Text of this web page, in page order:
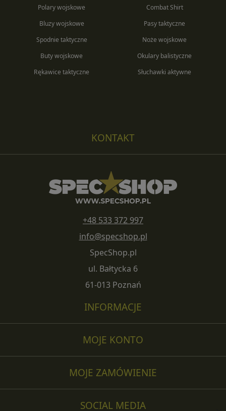
Polary wojskowe
Bluzy wojskowe
Combat Shirt
Pasy taktyczne
Spodnie taktyczne
Buty wojskowe
Rękawice taktyczne
Noże wojskowe
Okulary balistyczne
Słuchawki aktywne
MOJE ZAMÓWIENIE
MOJE KONTO
KONTAKT
+48 533 372 997
info@specshop.pl
SpecShop.pl
ul. Bałtycka 6
61-013 Poznań
INFORMACJE
SOCIAL MEDIA